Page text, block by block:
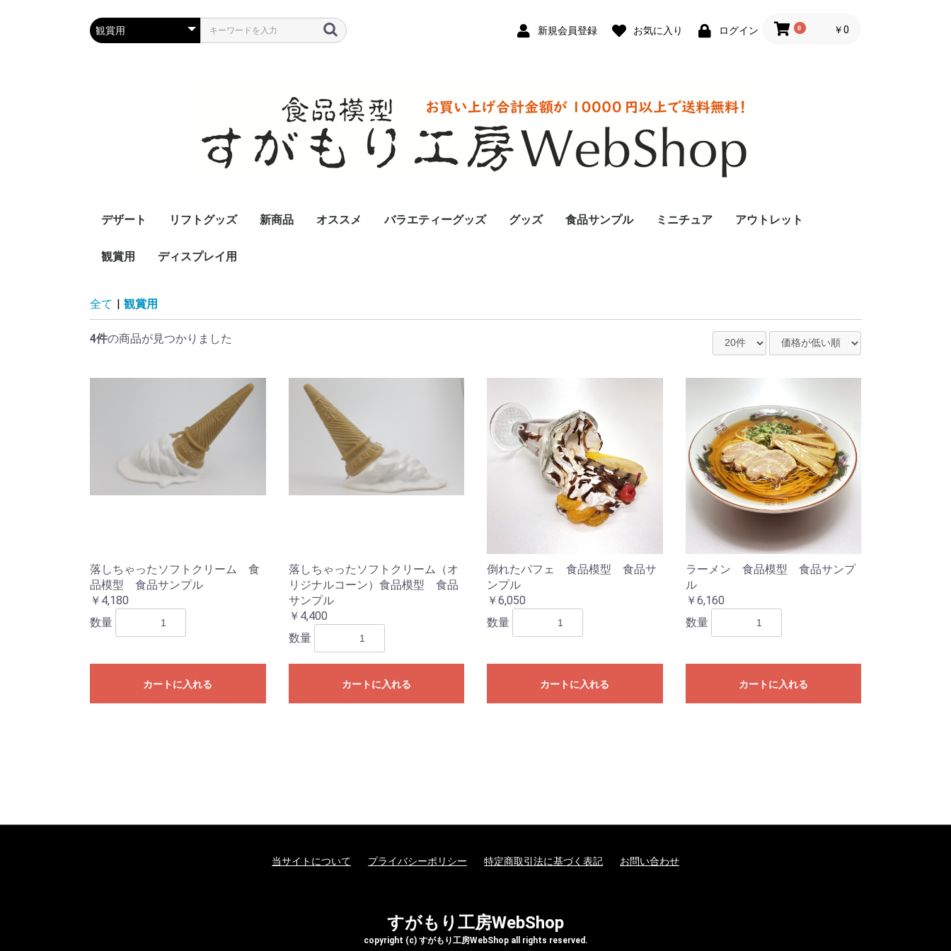
新規会員登録 お気に入り ログイン 0 ￥0
デザート リフトグッズ 新商品 オススメ バラエティーグッズ グッズ 食品サンプル ミニチュア アウトレット
観賞用 ディスプレイ用
全て | 観賞用
4件の商品が見つかりました
落しちゃったソフトクリーム 食
品模型 食品サンプル
￥4,180
数量
カートに入れる
落しちゃったソフトクリーム（オ
リジナルコーン）食品模型 食品
サンプル
￥4,400
数量
カートに入れる
倒れたパフェ 食品模型 食品サ
ンプル
￥6,050
数量
カートに入れる
ラーメン 食品模型 食品サンプ
ル
￥6,160
数量
カートに入れる
当サイトについて プライバシーポリシー 特定商取引法に基づく表記 お問い合わせ
すがもり工房WebShop
copyright (c) すがもり工房WebShop all rights reserved.